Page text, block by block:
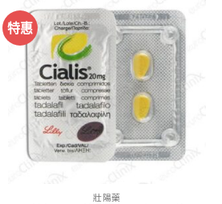
特惠
壯陽藥